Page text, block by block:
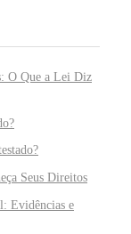
O Que a Lei Diz
Seus Direitos
Evidências e